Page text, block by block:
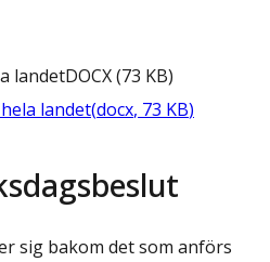
landetDOCX(73 KB)
landet(docx, 73 KB)
sig bakom det som anförs